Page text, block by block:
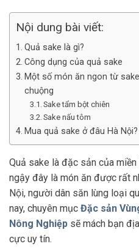
Nội dung bài viết:
Quả sake là gì?
Công dụng của quả sake
Một số món ăn ngon từ
chuộng
Sake tẩm bột chiên
Sake nấu tôm
Mua quả sake ở đâu Hà Nội?
Quả sake là đặc sản của
ngậy đây là món ăn được rất
Nội, người dân săn lùng loại
nay, chuyên mục Đặc sản
Nông Nghiệp sẽ mách bạn
cực uy tín.